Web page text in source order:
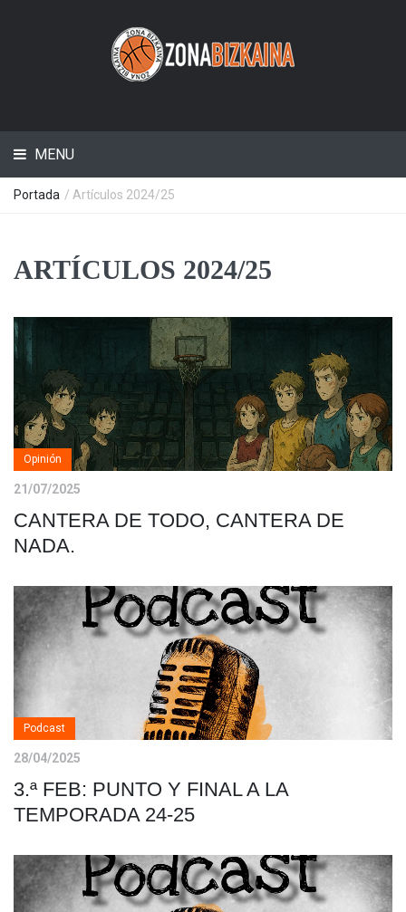
MENU
Portada / Artículos 2024/25
ARTÍCULOS 2024/25
Opinión
21/07/2025
CANTERA DE TODO, CANTERA DE
NADA.
Podcast
28/04/2025
3.ª FEB: PUNTO Y FINAL A LA
TEMPORADA 24-25